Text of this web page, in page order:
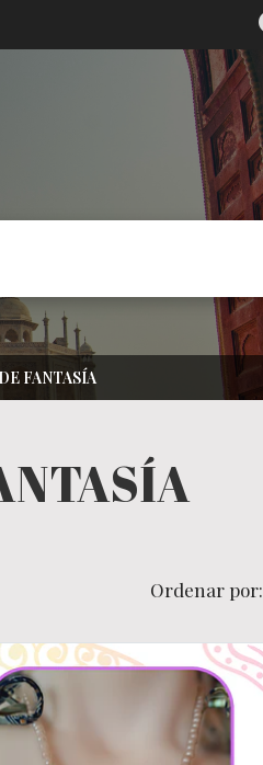
FANTASÍA
Ordenar por: